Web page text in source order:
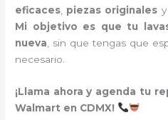
eficaces piezas originales y
Mi objetivo es que tu
nueva , sin que tengas que
necesario.
¡Llama ahora y agenda tu
Walmart en CDMX!